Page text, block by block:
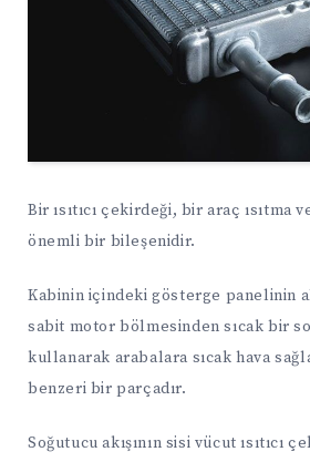
Bir ısıtıcı çekirdeği, bir araç ısıtma
önemli bir bileşenidir.
Kabinin içindeki gösterge panelinin
sabit motor bölmesinden sıcak bir
kullanarak arabalara sıcak hava
benzeri bir parçadır.
Soğutucu akışının sisi vücut ısıtıcı